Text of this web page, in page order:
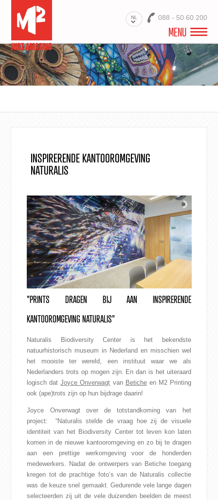
NL 088 - 50 60 200
MENU
WELKOM
PROJECTEN
PRODUCTEN
MATERIALEN
DIENSTEN
OVER ONS
CONTACT
WEBSHOP
INSPIRERENDE KANTOOROMGEVING
NATURALIS
"PRINTS DRAGEN BIJ AAN INSPIRERENDE
KANTOOROMGEVING NATURALIS"
Naturalis Biodiversity Center is het bekendste
natuurhistorisch museum in Nederland en misschien wel
het mooiste ter wereld, een instituut waar we als
Nederlanders trots op mogen zijn. En dan is het uiteraard
logisch datJoyce Onverwagt van Beticheen M2 Printing
ook (ape)trots zijn op hun bijdrage daarin!
Joyce Onverwagt over de totstandkoming van het
project: “Naturalis stelde de vraag hoe zij de visuele
identiteit van het Biodiversity Center tot leven kon laten
komen in de nieuwe kantooromgeving en zo bij te dragen
aan een prettige werkomgeving voor de honderden
medewerkers. Nadat de ontwerpers van Betiche toegang
kregen tot de prachtige foto’s van de Naturalis collectie
was de keuze snel gemaakt. Gedurende vele lange dagen
selecteerden zij uit de vele duizenden beelden de meest